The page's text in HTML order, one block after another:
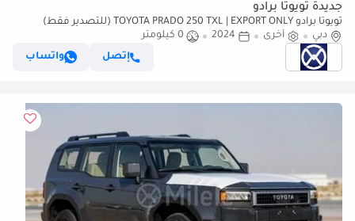
جديدة تويوتا برادو
تويوتا برادو TOYOTA PRADO 250 TXL | EXPORT ONLY (للتصدير فقط)
دبي
أخرى 2024
0 كيلومتر
إتصل
واتساب